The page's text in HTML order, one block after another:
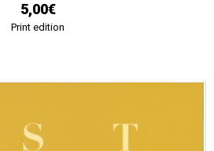
5,00€
Print edition